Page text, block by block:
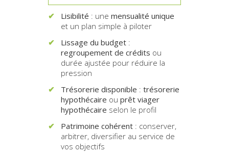
Lisibilité : une mensualité unique
et un plan simple à piloter
Lissage du budget :
regroupement de crédits ou
durée ajustée pour réduire la
pression
Trésorerie disponible : trésorerie
hypothécaire ou prêt viager
hypothécaire selon le profil
Patrimoine cohérent : conserver,
arbitrer, diversifier au service de
vos objectifs